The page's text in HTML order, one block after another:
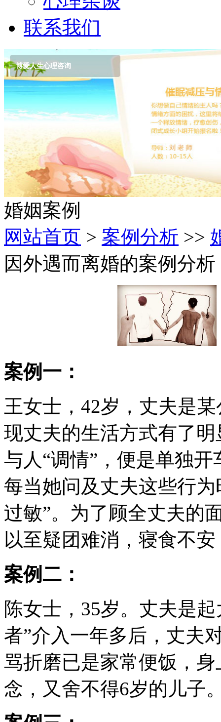
联系我们
博爱人生心理咨询
婚姻案例
网站首页 > 案例分析 >>
因外遇而离婚的案例分析
案例一：
王女士，42岁，丈夫是
现丈夫的生活方式有了
与人“调情”，便是单独
每当她问及丈夫这些行
过敏”。为了顾全丈夫的
以至疑团难消，寝食不
案例二：
陈女士，35岁。丈夫是
者”介入一年多后，丈夫
骂折磨已是家常便饭，
念，又舍不得6岁的儿子